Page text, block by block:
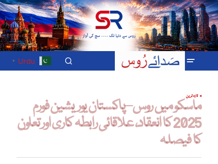
Urdu
▼
تازہ ترین
ماسکو میں روس–پاکستان یوریشین فورم
2025 کا انعقاد، علاقائی رابطہ کاری اور تعاون
کا فیصلہ